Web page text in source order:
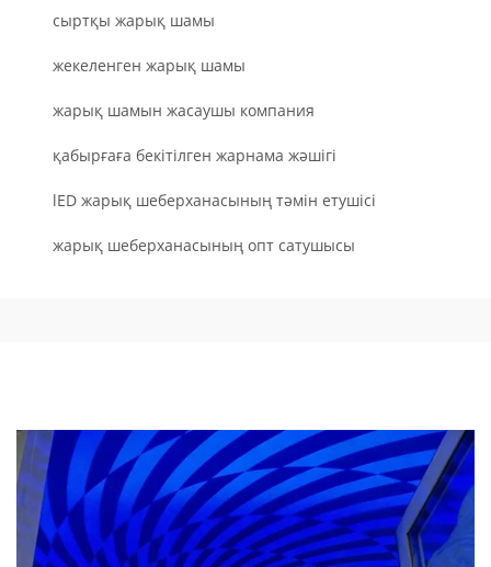
сыртқы жарық шамы
жекеленген жарық шамы
жарық шамын жасаушы компания
қабырғаға бекітілген жарнама жәшігі
lED жарық шеберханасының тәмін етушісі
жарық шеберханасының опт сатушысы